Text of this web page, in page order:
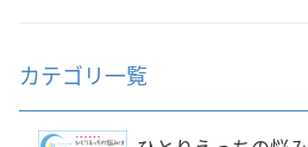
カテゴリ一覧